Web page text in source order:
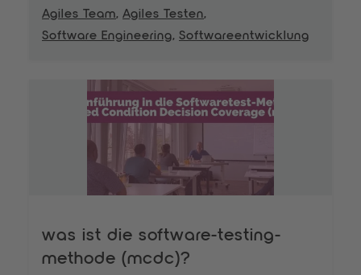
Agiles Team, Agiles Testen,
Software Engineering, Softwareentwicklung
was ist die software-testing-
methode (mcdc)?